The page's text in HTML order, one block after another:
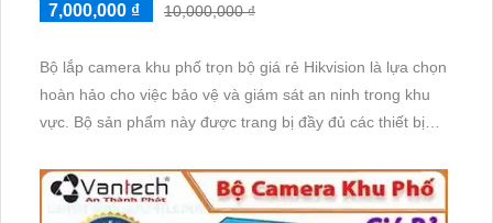
7,000,000 ₫ 10,000,000 ₫
Bộ lắp camera khu phố trọn bộ giá rẻ Hikvision là lựa chọn
hoàn hảo cho việc bảo vệ và giám sát an ninh trong khu
vực. Bộ sản phẩm này được trang bị đầy đủ các thiết bị
điện. Thiết kế sản phẩm chất lượng đẳng cấp cho hình
ảnh quan sát được chất lượng cao và rõ ràng